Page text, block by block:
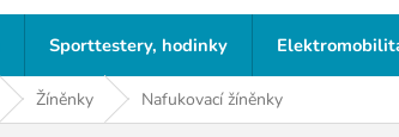
Sporttestery, hodinky
Žíněnky Nafukovací žíněnky